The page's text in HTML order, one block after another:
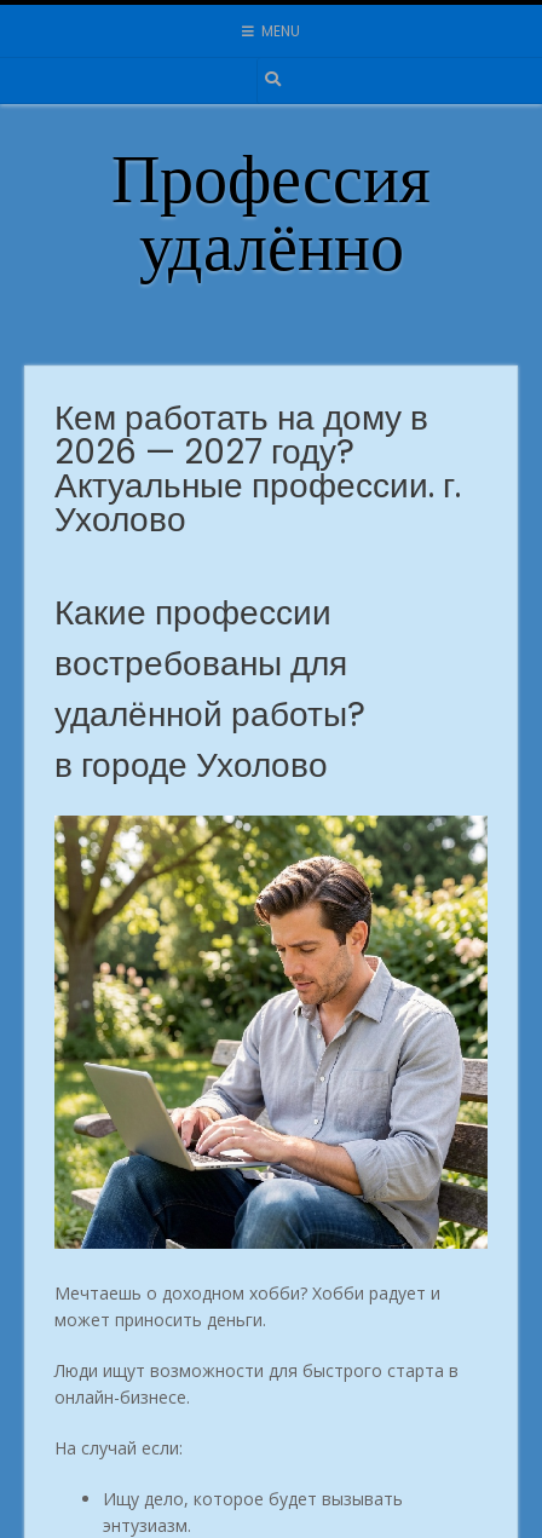
Skip
MENU
Профессия
удалённо
Кем работать на дому в
2026 — 2027 году?
Актуальные профессии. г.
Ухолово
Какие профессии
востребованы для
удалённой работы?
в городе Ухолово
Мечтаешь о доходном хобби? Хобби радует и
может приносить деньги.
Люди ищут возможности для быстрого старта в
онлайн-бизнесе.
На случай если:
Ищу дело, которое будет вызывать
энтузиазм.